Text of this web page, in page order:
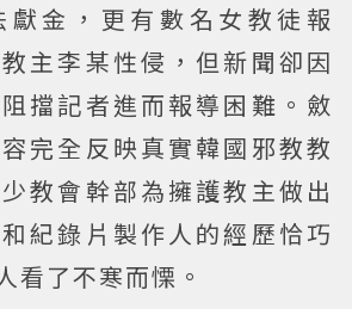
獻金，更有數名女教徒報
主李某性侵，但新聞卻因
擋記者進而報導困難。斂
完全反映真實韓國邪教教
教會幹部為擁護教主做出
紀錄片製作人的經歷恰巧
看了不寒而慄。